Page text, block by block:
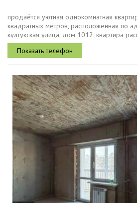
продаётся уютная однокомнатная
квадратных метров, расположенная по
култукская улица, дом 1012. квартира
этаже девятиэтажного
2021 году,...